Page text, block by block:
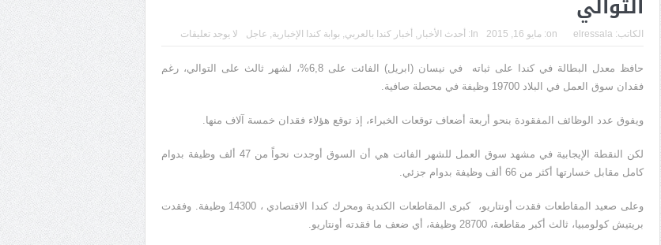
الكاتب: elressala
on: مايو 16, 2015 In: أحدث الأخبار أخبار كندا بالعربي بوابة كندا الإخبارية عاجل لا يوجد تعليقات
حافظ معدل البطالة في كندا على ثباته في نيسان (ابريل) الفائت على 6,8%، لشهر ثالث على التوالي، رغم
فقدان سوق العمل في البلاد 19700 وظيفة في محصلة صافية.
ويفوق عدد الوظائف المفقودة بنحو أربعة أضعاف توقعات الخبراء، إذ توقع هؤلاء فقدان خمسة آلاف منها.
لكن النقطة الإيجابية في مشهد سوق العمل للشهر الفائت هي أن السوق أوجدت نحواً من 47 ألف وظيفة بدوام
كامل مقابل خسارتها أكثر من 66 ألف وظيفة بدوام جزئي.
وعلى صعيد المقاطعات فقدت أونتاريو، كبرى المقاطعات الكندية ومحرك كندا الاقتصادي ، 14300 وظيفة. وفقدت
بريتيش كولومبيا، ثالث أكبر مقاطعة، 28700 وظيفة، أي ضعف ما فقدته أونتاريو.